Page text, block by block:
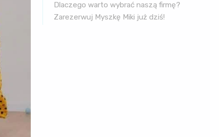
Dlaczego warto wybrać naszą firmę?
Zarezerwuj Myszkę Miki już dziś!